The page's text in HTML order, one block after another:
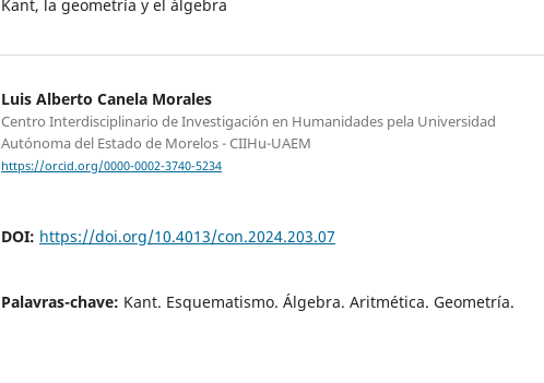
Kant, la geometría y el álgebra
Luis Alberto Canela Morales
Centro Interdisciplinario de Investigación en Humanidades pela Universidad
Autónoma del Estado de Morelos - CIIHu-UAEM
https://orcid.org/0000-0002-3740-5234
DOI: https://doi.org/10.4013/con.2024.203.07
Palavras-chave: Kant. Esquematismo. Álgebra. Aritmética. Geometría.